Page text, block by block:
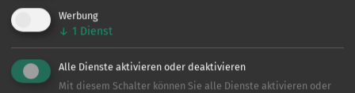
angeln-inist die interaktive Gewässerkarte für dich und
Hol dir jetzt die App kostenlos aufs Handy und finde
Angelgewässer in deiner Nähe.
Werbung
↓ 1 Dienst
Alle Dienste aktivieren oder deaktivieren
Mit diesem Schalter können Sie alle Dienste aktivieren oder